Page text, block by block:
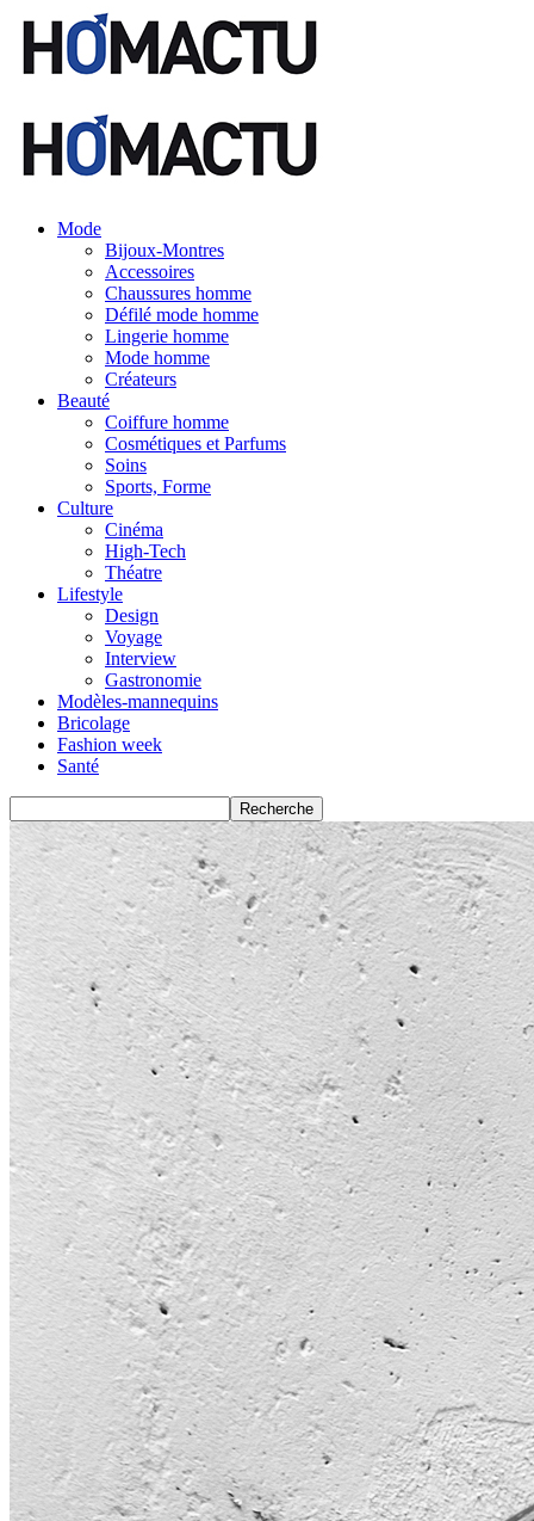
Mode
Bijoux-Montres
Accessoires
Chaussures homme
Défilé mode homme
Lingerie homme
Mode homme
Créateurs
Beauté
Coiffure homme
Cosmétiques et Parfums
Soins
Sports, Forme
Culture
Cinéma
High-Tech
Théatre
Lifestyle
Design
Voyage
Interview
Gastronomie
Modèles-mannequins
Bricolage
Fashion week
Santé